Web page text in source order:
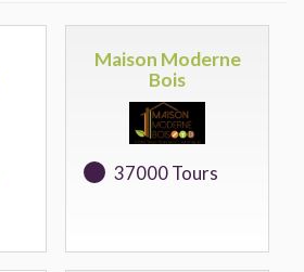
Maison Moderne
Bois
37000 Tours